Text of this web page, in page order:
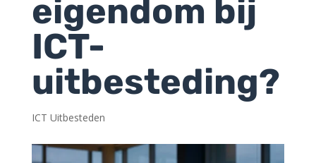
eigendom bij
ICT-
uitbesteding?
ICT Uitbesteden